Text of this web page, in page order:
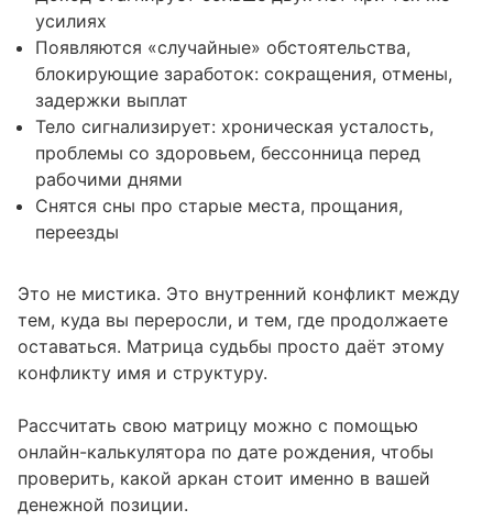
усилиях
Появляются «случайные» обстоятельства,
блокирующие заработок: сокращения, отмены,
задержки выплат
Тело сигнализирует: хроническая усталость,
проблемы со здоровьем, бессонница перед
рабочими днями
Снятся сны про старые места, прощания,
переезды
Это не мистика. Это внутренний конфликт между
тем, куда вы переросли, и тем, где продолжаете
оставаться. Матрица судьбы просто даёт этому
конфликту имя и структуру.
Рассчитать свою матрицу можно с помощью
онлайн-калькулятора по дате рождения, чтобы
проверить, какой аркан стоит именно в вашей
денежной позиции.